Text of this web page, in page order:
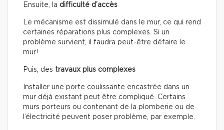
Ensuite, la difficulté d’accès
Le mécanisme est dissimulé dans le mur, ce qui rend
certaines réparations plus complexes. Si un
problème survient, il faudra peut-être défaire le
mur!
Puis, des travaux plus complexes
Installer une porte coulissante encastrée dans un
mur déjà existant peut être compliqué. Certains
murs porteurs ou contenant de la plomberie ou de
l’électricité peuvent poser problème, par exemple.